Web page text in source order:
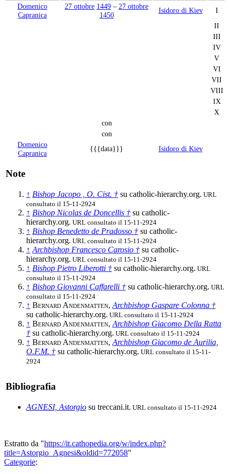
Domenico
Capranica
27 ottobre 1449 – 27 ottobre
1450
Isidoro di Kiev
I
II
III
IV
V
VI
VII
VIII
IX
X
con
con
Domenico
Capranica
{{{data}}} Isidoro di Kiev
Note
↑ Bishop Jacopo , O. Cist. † su catholic-hierarchy.org. URL
consultato il 15-11-2924
↑ Bishop Nicolas de Doncellis † su catholic-
hierarchy.org. URL consultato il 15-11-2924
↑ Bishop Benedetto de Pradosso † su catholic-
hierarchy.org. URL consultato il 15-11-2924
↑ Archbishop Francesco Carosio † su catholic-
hierarchy.org. URL consultato il 15-11-2924
↑ Bishop Pietro Liberotti † su catholic-hierarchy.org. URL
consultato il 15-11-2924
↑ Bishop Giovanni Caffarelli † su catholic-hierarchy.org. URL
consultato il 15-11-2924
↑ Bernard Andenmatten, Archbishop Gaspare Colonna †
su catholic-hierarchy.org. URL consultato il 15-11-2924
↑ Bernard Andenmatten, Archbishop Giacomo Della Ratta
† su catholic-hierarchy.org. URL consultato il 15-11-2924
↑ Bernard Andenmatten, Archbishop Giacomo de Aurilia,
O.F.M. † su catholic-hierarchy.org. URL consultato il 15-11-
2924
Bibliografia
AGNESI, Astorgio su treccani.it. URL consultato il 15-11-2924
Estratto da "https://it.cathopedia.org/w/index.php?
title=Astorgio_Agnesi&oldid=772058"
Categorie: